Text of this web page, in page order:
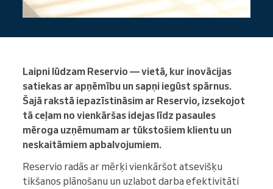
Laipni lūdzam Reservio — vietā, kur inovācijas
satiekas ar apņēmību un sapņi iegūst spārnus.
Šajā rakstā iepazīstināsim ar Reservio, izsekojot
tā ceļam no vienkāršas idejas līdz pasaules
mēroga uzņēmumam ar tūkstošiem klientu un
neskaitāmiem apbalvojumiem.
Reservio radās ar mērķi vienkāršot atsevišķu
tikšanos plānošanu un uzlabot darba efektivitāti